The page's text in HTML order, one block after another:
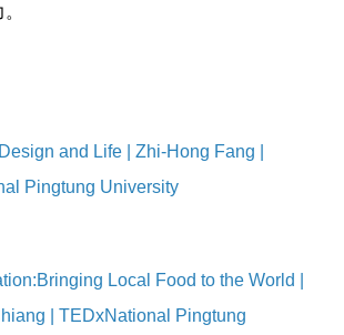
and Life | Zhi-Hong Fang |
Pingtung University
Local Food to the World |
| TEDxNational Pingtung